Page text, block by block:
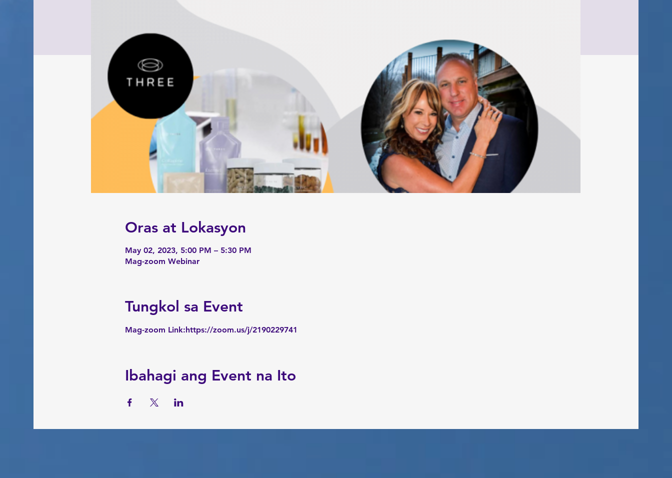
Oras at Lokasyon
May 02, 2023, 5:00 PM – 5:30 PM
Mag-zoom Webinar
Tungkol sa Event
Mag-zoom Link:https://zoom.us/j/2190229741
Ibahagi ang Event na Ito